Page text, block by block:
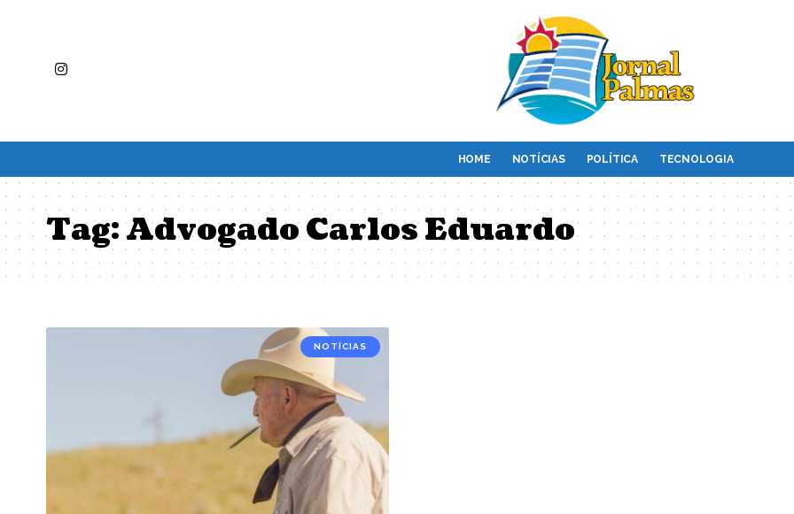
HOME NOTÍCIAS POLÍTICA TECNOLOGIA
Tag:Advogado Carlos Eduardo
NOTÍCIAS